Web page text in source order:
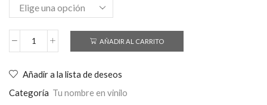
AÑADIR AL CARRITO
Añadir a la lista de deseos
Categoría Tu nombre en vinilo